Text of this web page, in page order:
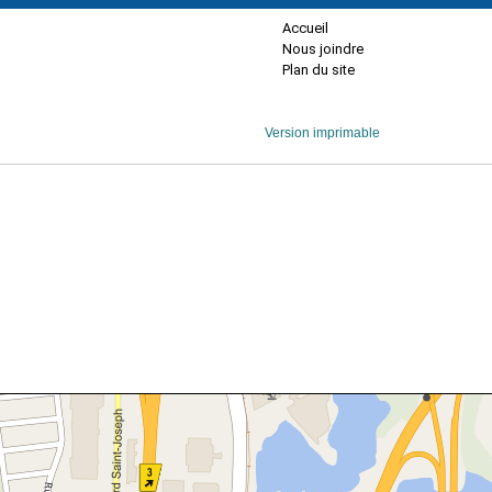
Accueil
Nous joindre
Plan du site
Version imprimable